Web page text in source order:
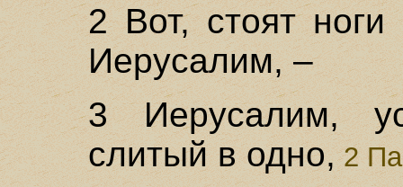
2 Вот, стоят
Иерусалим, –
3 Иерусалим,
слитый в одно,2